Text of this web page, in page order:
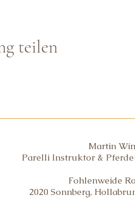
teilen
Martin
Parelli Instruktor &
Fohlenweide
2020 Sonnberg,